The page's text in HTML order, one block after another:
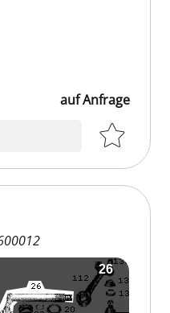
auf Anfrage